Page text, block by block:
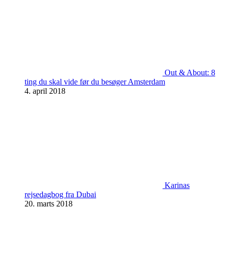
Out & About: 8
ting du skal vide før du besøger Amsterdam
4. april 2018
Karinas
rejsedagbog fra Dubai
20. marts 2018